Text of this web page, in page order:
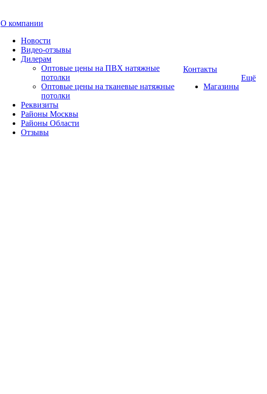
О компании
Новости
Видео-отзывы
Дилерам
Оптовые цены на ПВХ натяжные
потолки
Оптовые цены на тканевые натяжные
потолки
Реквизиты
Районы Москвы
Районы Области
Отзывы
Контакты
Магазины
Ещё